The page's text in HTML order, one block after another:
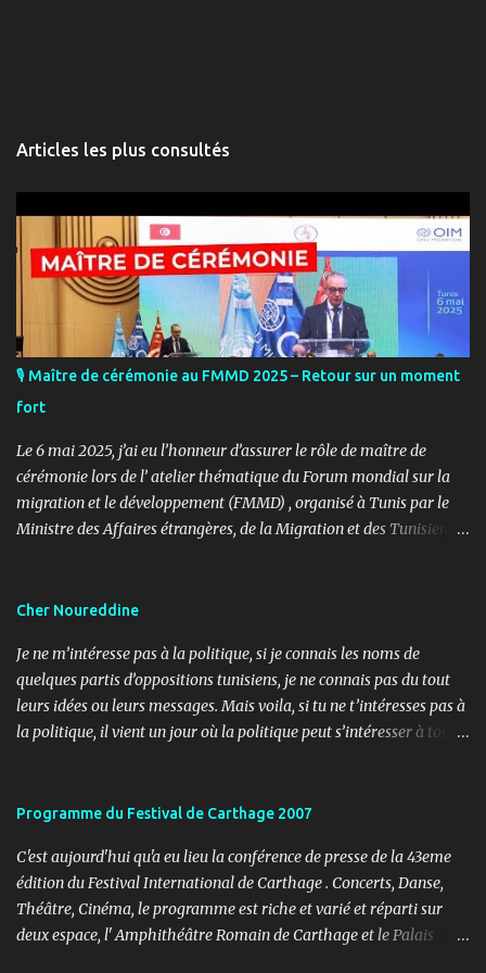
Articles les plus consultés
🎙️ Maître de cérémonie au FMMD 2025 – Retour sur un moment
fort
Le 6 mai 2025, j’ai eu l’honneur d’assurer le rôle de maître de
cérémonie lors de l’ atelier thématique du Forum mondial sur la
migration et le développement (FMMD) , organisé à Tunis par le
Ministre des Affaires étrangères, de la Migration et des Tunisiens à
niveau a rassemblé des diplomates, des experts de la diaspora, des
civile autour d’un objectif commun : renforcer le rôle stratégique
de la diaspora dans le développement durable, l’investissement et
la coopération internationale. 🎤 Mon rôle : donner le rythme,
porter la voix du dialogue En tant que maître de cérémonie, mon
moments d’ouverture, d’échanges et de clôture. Ce fut une expéri...
Cher Noureddine
Je ne m’intéresse pas à la politique, si je connais les noms de
quelques partis d’oppositions tunisiens, je ne connais pas du tout
leurs idées ou leurs messages. Mais voila, si tu ne t’intéresses pas à
la politique, il vient un jour où la politique peut s’intéresser à toi…
Ouatane ». Après informations, il s’agit de l’organe officiel d’un
non pas de l’article, mais du sujet (3 pages), c’est les adorateurs de
Satan en Tunisie. Noureddine Mbarki a réalisé une enquête sur le
terrain pour essayer de comprendre l’imaginaire de ces jeunes,
tout de noirs habillés. Au programme, tour de salons de thés,
Programme du Festival de Carthage 2007
C'est aujourd'hui qu'a eu lieu la conférence de presse de la 43eme
édition du Festival International de Carthage . Concerts, Danse,
Théâtre, Cinéma, le programme est riche et varié et réparti sur
deux espace, l' Amphithéâtre Romain de Carthage et le Palais